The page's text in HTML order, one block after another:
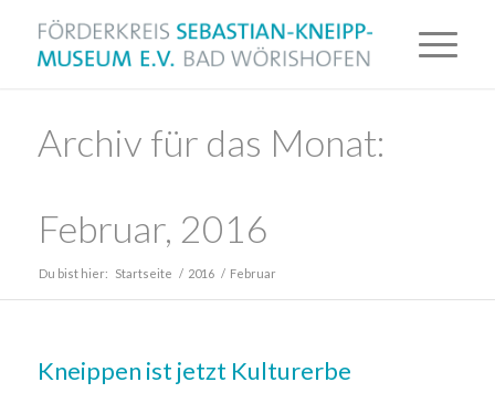
Archiv für das Monat:
Februar, 2016
Du bist hier: Startseite / 2016 / Februar
Kneippen ist jetzt Kulturerbe